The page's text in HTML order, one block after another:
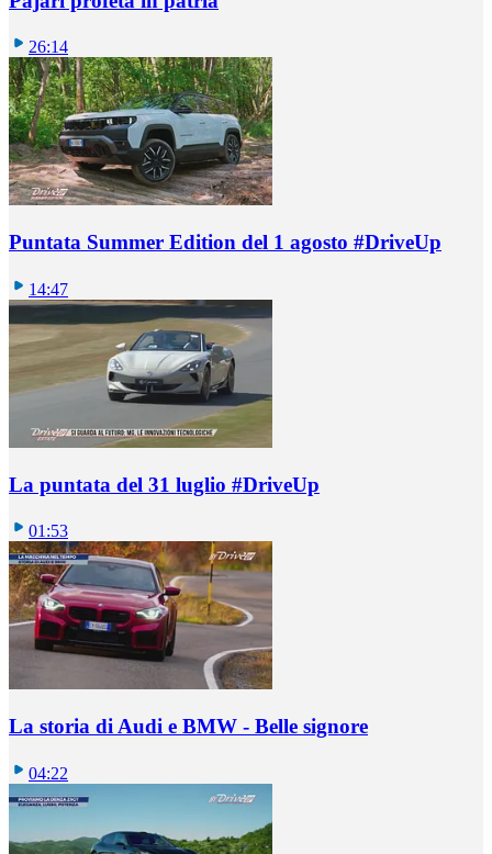
26:14
Puntata Summer Edition del 1 agosto #DriveUp
14:47
La puntata del 31 luglio #DriveUp
01:53
La storia di Audi e BMW - Belle signore
04:22